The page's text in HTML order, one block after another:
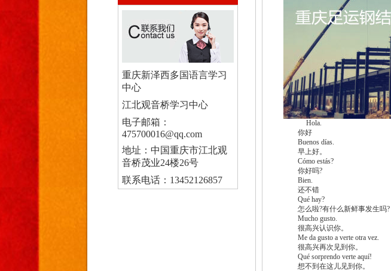
重庆新泽西多国语言学习
中心
江北观音桥学习中心
电子邮箱：
475700016@qq.com
地址：中国重庆市江北观
音桥茂业24楼26号
联系电话：13452126857
Hola.
你好
Buenos días.
早上好。
Cómo estás?
你好吗?
Bien.
还不错
Qué hay?
怎么啦?有什么新鲜事发生吗?
Mucho gusto.
很高兴认识你。
Me da gusto a verte otra vez.
很高兴再次见到你。
Qué sorprendo verte aquí!
想不到在这儿见到你。